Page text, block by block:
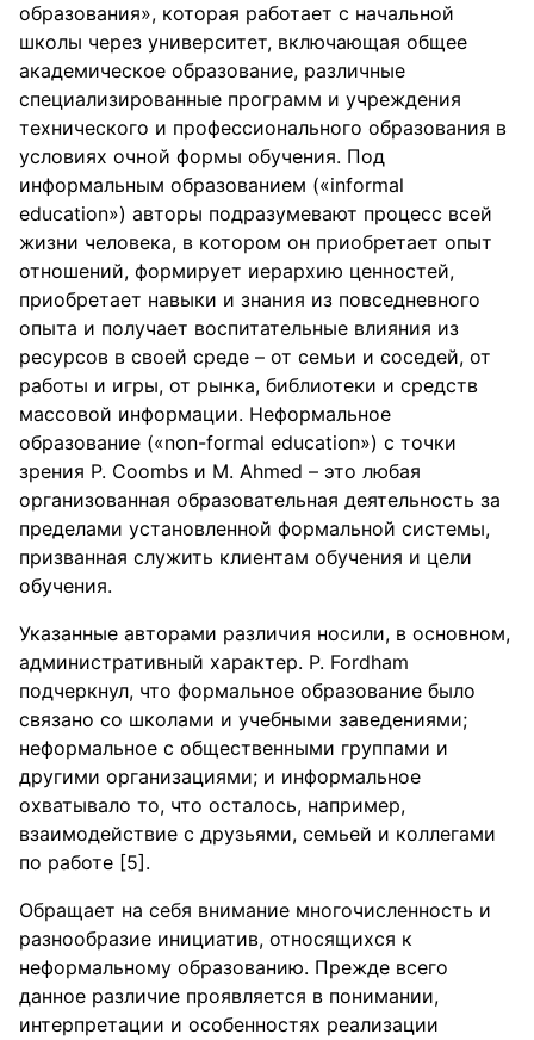
образования», которая работает с начальной
школы через университет, включающая общее
академическое образование, различные
специализированные программ и учреждения
технического и профессионального образования в
условиях очной формы обучения. Под
информальным образованием («informal
education») авторы подразумевают процесс всей
жизни человека, в котором он приобретает опыт
отношений, формирует иерархию ценностей,
приобретает навыки и знания из повседневного
опыта и получает воспитательные влияния из
ресурсов в своей среде – от семьи и соседей, от
работы и игры, от рынка, библиотеки и средств
массовой информации. Неформальное
образование («non-formal education») с точки
зрения P. Coombs и M. Ahmed – это любая
организованная образовательная деятельность за
пределами установленной формальной системы,
призванная служить клиентам обучения и цели
обучения.
Указанные авторами различия носили, в основном,
административный характер. P. Fordham
подчеркнул, что формальное образование было
связано со школами и учебными заведениями;
неформальное с общественными группами и
другими организациями; и информальное
охватывало то, что осталось, например,
взаимодействие с друзьями, семьей и коллегами
по работе [5].
Обращает на себя внимание многочисленность и
разнообразие инициатив, относящихся к
неформальному образованию. Прежде всего
данное различие проявляется в понимании,
интерпретации и особенностях реализации